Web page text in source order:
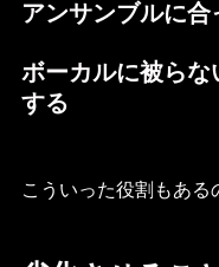
アンサンブルに
ボーカルに被らな
する
こういった役割もある